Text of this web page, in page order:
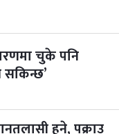
२ महिना बाँकी
चुके पनि